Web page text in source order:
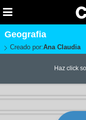
Geografia
Creado por:Ana Claudia
Haz click